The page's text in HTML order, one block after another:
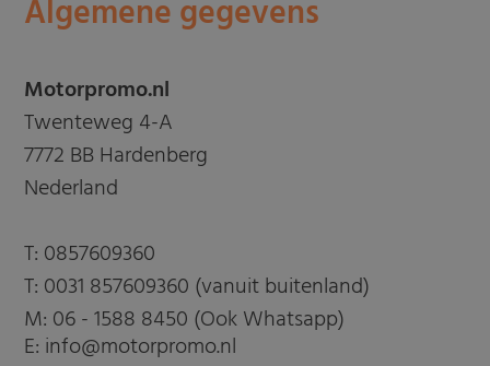
Algemene gegevens
Motorpromo.nl
Twenteweg 4-A
7772 BB Hardenberg
Nederland
T: 0857609360
T: 0031 857609360 (vanuit buitenland)
M: 06 - 1588 8450 (Ook Whatsapp)
E: info@motorpromo.nl